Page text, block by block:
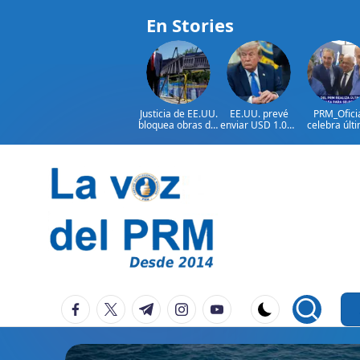
En Stories
Justicia de EE.UU.
bloquea obras del
Trump
EE.UU. prevé
enviar USD 1.000
ayuda a Colombia
celebra
contenido
eVoz
Del
PRM
facebook.com
twitter.com
t.me instagram.com
youtube.com